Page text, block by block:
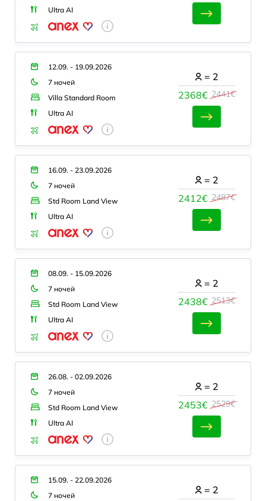
Ultra AI
12.09. - 19.09.2026
7 ночей
Villa Standard Room
Ultra AI
2368€ 2441€
= 2
16.09. - 23.09.2026
7 ночей
Std Room Land View
Ultra AI
2412€ 2487€
= 2
08.09. - 15.09.2026
7 ночей
Std Room Land View
Ultra AI
2438€ 2513€
= 2
26.08. - 02.09.2026
7 ночей
Std Room Land View
Ultra AI
2453€ 2529€
= 2
15.09. - 22.09.2026
7 ночей
= 2